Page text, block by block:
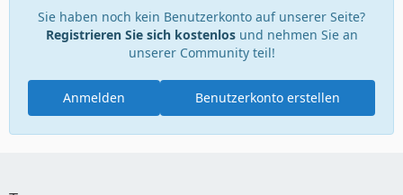
Sie haben noch kein Benutzerkonto auf unserer Seite?
Registrieren Sie sich kostenlosund nehmen Sie an
unserer Community teil!
Benutzerkonto erstellen
Anmelden